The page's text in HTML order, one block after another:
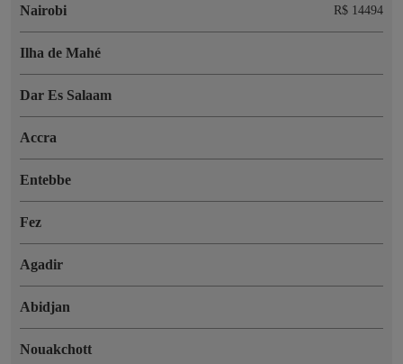
Nairobi R$ 14494
Ilha de Mahé
Dar Es Salaam
Accra
Entebbe
Fez
Agadir
Abidjan
Nouakchott